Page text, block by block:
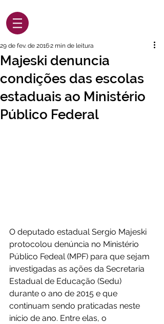
Majeski denuncia
condições das escolas
estaduais ao Ministério
Público Federal
29 de fev. de 20162 min de leitura
O deputado estadual Sergio Majeski
protocolou denúncia no Ministério
Público Fedeal (MPF) para que sejam
investigadas as ações da Secretaria
Estadual de Educação (Sedu)
durante o ano de 2015 e que
continuam sendo praticadas neste
início de ano. Entre elas, o